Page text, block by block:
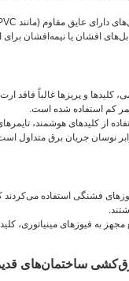
کلیدها و پریزها غالباً فاقد
کم استفاده شده است.
از کلیدهای هوشمند،
نوسان جریان برق متداول
فشنگی استفاده
ساختمان‌های